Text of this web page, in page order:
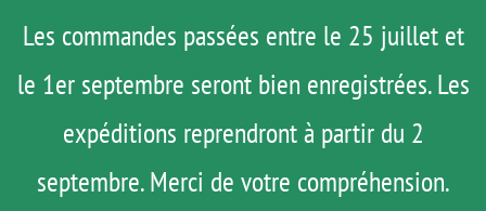
Les commandes passées entre le 25 juillet et
le 1er septembre seront bien enregistrées. Les
expéditions reprendront à partir du 2
septembre. Merci de votre compréhension.
contenu
Menu
ROAD TRIP
ACTUS
TESTS
ACTUS – LES ACTUALITÉS